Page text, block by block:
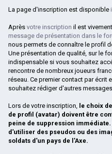
La page d'inscription est disponible
Après votre inscription il est
message de présentation dans le
nous permets de connaître le profil
Une présentation de qualité, sur le
indispensable si vous souhaitez
rencontre de nombreux joueurs
réseau. Ce premier contact par écrit
souhaitez rédiger d'autres
Lors de votre inscription, le choix
de profil (avatar) doivent être
peine de suppression
d'utiliser des pseudos ou des
soldats d'un pays de l'Axe.